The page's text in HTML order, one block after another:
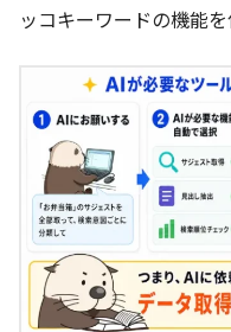
ッコキーワードの機能